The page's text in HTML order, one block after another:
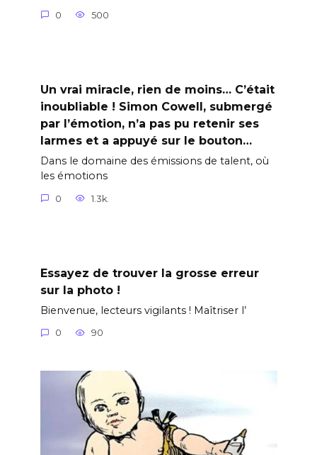
0 500
Un vrai miracle, rien de moins… C’était
inoubliable ! Simon Cowell, submergé
par l’émotion, n’a pas pu retenir ses
larmes et a appuyé sur le bouton…
Dans le domaine des émissions de talent, où
les émotions
0 1.3k.
Essayez de trouver la grosse erreur
sur la photo !
Bienvenue, lecteurs vigilants ! Maîtriser l’
0 90